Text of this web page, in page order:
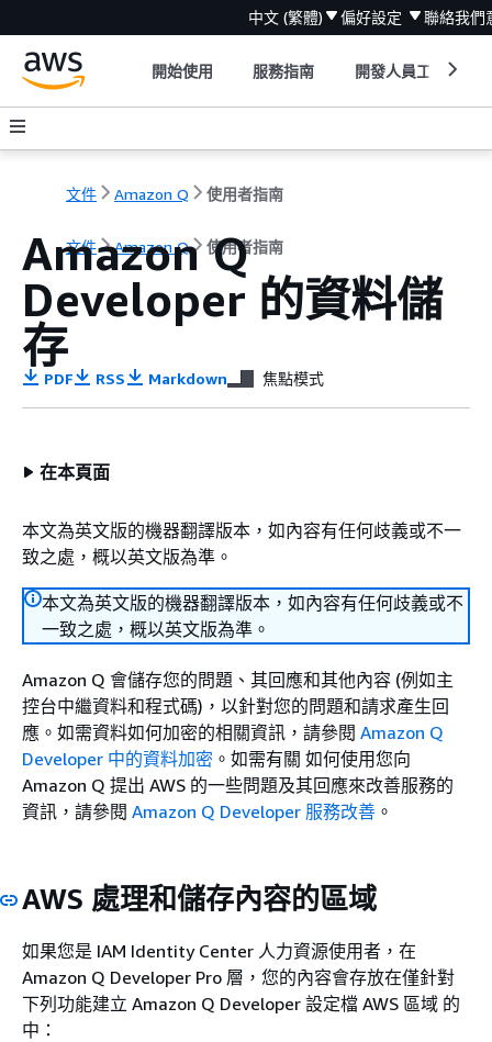
中文 (繁體) 偏好設定 聯絡我們
開始使用 服務指南 開發人員工具
文件 Amazon Q 使用者指南
文件 Amazon Q 使用者指南
Amazon Q
Developer 的資料儲
存
PDF RSS Markdown 焦點模式
在本頁面
本文為英文版的機器翻譯版本，如內容有任何歧義或不一
致之處，概以英文版為準。
本文為英文版的機器翻譯版本，如內容有任何歧義或不
一致之處，概以英文版為準。
Amazon Q 會儲存您的問題、其回應和其他內容 (例如主
控台中繼資料和程式碼)，以針對您的問題和請求產生回
應。如需資料如何加密的相關資訊，請參閱 Amazon Q
Developer 中的資料加密 。如需有關 如何使用您向
Amazon Q 提出 AWS 的一些問題及其回應來改善服務的
資訊，請參閱 Amazon Q Developer 服務改善 。
AWS 處理和儲存內容的區域
如果您是 IAM Identity Center 人力資源使用者，在
Amazon Q Developer Pro 層，您的內容會存放在僅針對
下列功能建立 Amazon Q Developer 設定檔 AWS 區域 的
中：